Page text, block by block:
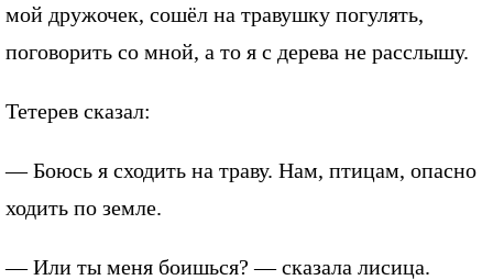
мой дружочек, сошёл на травушку погулять,
поговорить со мной, а то я с дерева не расслышу.
Тетерев сказал:
— Боюсь я сходить на траву. Нам, птицам, опасно
ходить по земле.
— Или ты меня боишься? — сказала лисица.